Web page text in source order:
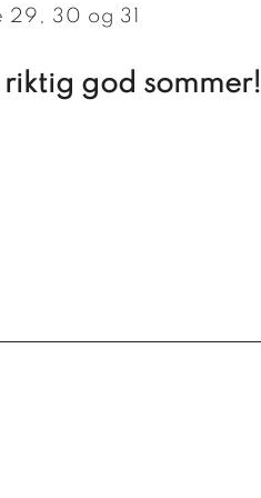
29, 30 og 31
riktig god sommer!